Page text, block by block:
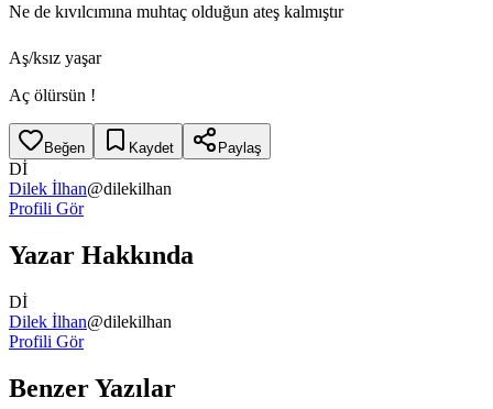
Ne de kıvılcımına muhtaç olduğun ateş kalmıştır
Aş/ksız yaşar
Aç ölürsün !
Beğen Kaydet Paylaş
Dİ
Dilek İlhan@dilekilhan
Profili Gör
Yazar Hakkında
Dİ
Dilek İlhan@dilekilhan
Profili Gör
Benzer Yazılar